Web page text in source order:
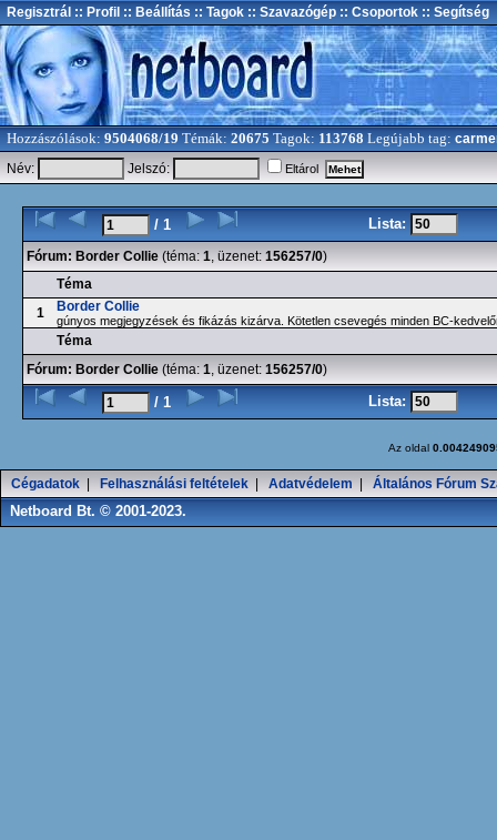
Regisztrál :: Profil :: Beállítás :: Tagok :: Szavazógép :: Csoportok :: Segítség
Hozzászólások: 9504068/19 Témák: 20675 Tagok: 113768 Legújabb tag:
Név:
Jelszó: Eltárol
/ 1 Lista:
Fórum: Border Collie (téma: 1, üzenet: 156257/0)
Téma
1
Border Collie
gúnyos megjegyzések és fikázás kizárva. Kötetlen csevegés minden BC-
Téma
Fórum: Border Collie (téma: 1, üzenet: 156257/0)
/ 1 Lista:
Az oldal
Cégadatok Felhasználási feltételek Adatvédelem Általános Fórum
Netboard Bt. © 2001-2023.